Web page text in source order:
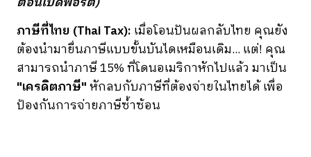
ภาษีที่ไทย (Thai Tax): เมื่อโอนปันผลกลับไทย คุณยัง
ต้องนำมายื่นภาษีแบบขั้นบันไดเหมือนเดิม... แต่! คุณ
สามารถนำภาษี 15% ที่โดนอเมริกาหักไปแล้ว มาเป็น
"เครดิตภาษี"หักลบกับภาษีที่ต้องจ่ายในไทยได้ เพื่อ
ป้องกันการจ่ายภาษีซ้ำซ้อน